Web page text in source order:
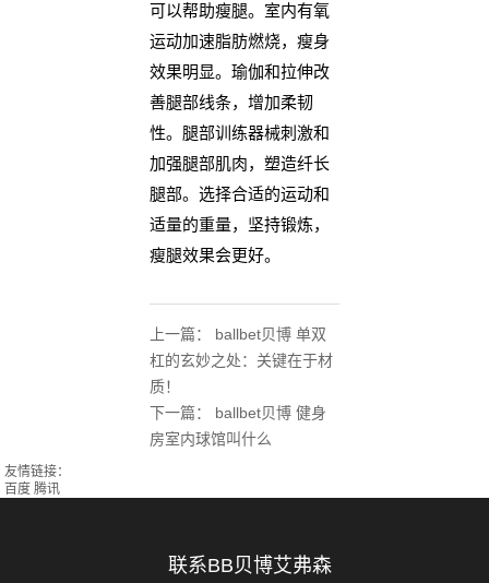
可以帮助瘦腿。室内有氧
运动加速脂肪燃烧，瘦身
效果明显。瑜伽和拉伸改
善腿部线条，增加柔韧
性。腿部训练器械刺激和
加强腿部肌肉，塑造纤长
腿部。选择合适的运动和
适量的重量，坚持锻炼，
瘦腿效果会更好。
上一篇： ballbet贝博 单双
杠的玄妙之处：关键在于材
质！
下一篇： ballbet贝博 健身
房室内球馆叫什么
友情链接：
百度 腾讯
联系BB贝博艾弗森